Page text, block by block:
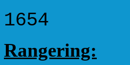
1654
Rangering: